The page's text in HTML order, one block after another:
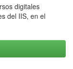
digitales
del IIS, en el